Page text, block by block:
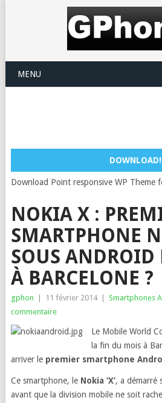
MENU
DOWNLOAD!
Download Point responsive WP Theme
NOKIA X :
SMARTPHONE
SOUS ANDROID
À BARCELONE ?
gphon 11 février 2014 Smartphones
commentaire
Le Mobile World
la fin du mois à
arriver le premier smartphone
Ce smartphone, le Nokia ‘X’, a démarré
avant que la division mobile ne soit